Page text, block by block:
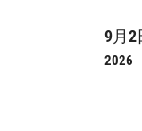
9月2
2026